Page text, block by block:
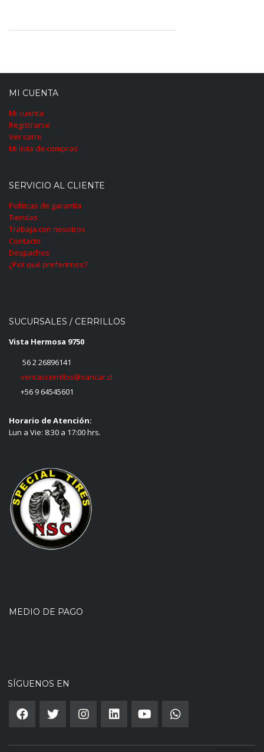
MI CUENTA
Mi cuenta
Registrarse
Ver carro
Mi lista de compras
SERVICIO AL CLIENTE
Políticas de garantía
Tiendas
Trabaja con nosotros
Contacto
Despachos
¿Por qué preferirnos?
SUCURSALES / CERRILLOS
Vista Hermosa 9750
56 2 26896141
ventascerrillos@sancar.cl
+56 9 64545601
Horario de Atención:
Lun a Vie: 8:30 a 17:00 hrs.
MEDIO DE PAGO
SÍGUENOS EN